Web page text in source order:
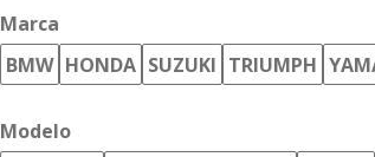
Marca
BMW HONDA SUZUKI TRIUMPH
Modelo